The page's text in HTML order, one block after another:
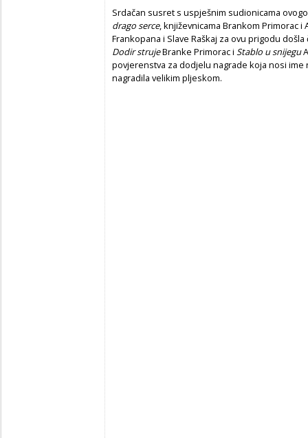
Srdačan susret s uspješnim sudionicama
drago serce, književnicama Brankom Primorac
Frankopana i Slave Raškaj za ovu prigodu
Dodir strujeBranke Primorac i Stablo u snijegu
povjerenstva za dodjelu nagrade koja nosi ime
nagradila velikim pljeskom.